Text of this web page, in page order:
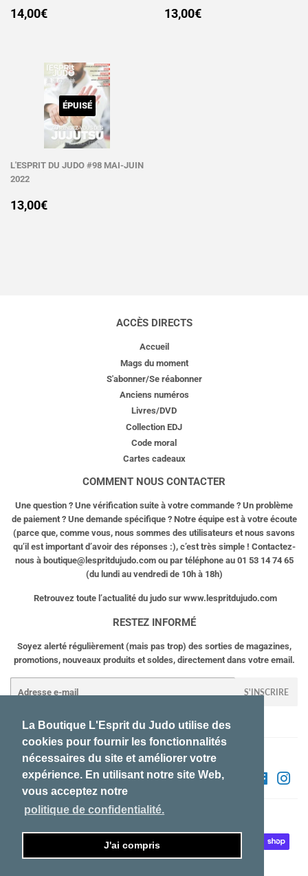
La Boutique L'Esprit du Judo utilise des
cookies pour fournir les fonctionnalités
nécessaires du site et améliorer votre
expérience. En utilisant notre site Web,
vous acceptez notre
politique de confidentialité.
J'ai compris
PRIX
14,00€
PRIX
13,00€
ÉPUISÉ
L'ESPRIT DU JUDO #98 MAI-JUIN
2022
PRIX
13,00€
ACCÈS DIRECTS
Accueil
Mags du moment
S'abonner/Se réabonner
Anciens numéros
Livres/DVD
Collection EDJ
Code moral
Cartes cadeaux
COMMENT NOUS CONTACTER
Une question ? Une vérification suite à votre commande ? Un problème
de paiement ? Une demande spécifique ? Notre équipe est à votre écoute
(parce que, comme vous, nous sommes des utilisateurs et nous savons
qu’il est important d’avoir des réponses :), c’est très simple ! Contactez-
nous à boutique@lespritdujudo.comou par téléphone au 01 53 14 74 65
(du lundi au vendredi de 10h à 18h)
Retrouvez toute l’actualité du judo sur www.lespritdujudo.com
RESTEZ INFORMÉ
Soyez alerté régulièrement (mais pas trop) des sorties de magazines,
promotions, nouveaux produits et soldes, directement dans votre email.
S'INSCRIRE
Contactez-nous ! Mentions légales
Twitter Facebook
© 2026L'Esprit du Judo